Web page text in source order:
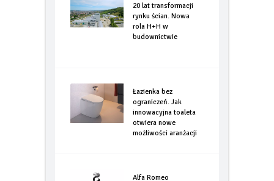
20 lat transformacji
rynku ścian. Nowa
rola H+H w
budownictwie
Łazienka bez
ograniczeń. Jak
innowacyjna toaleta
otwiera nowe
możliwości aranżacji
Alfa Romeo